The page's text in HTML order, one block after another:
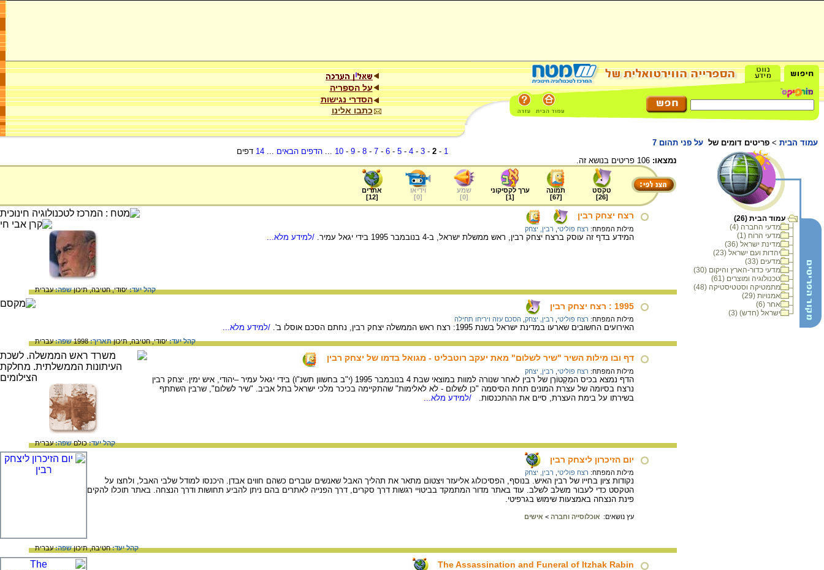
על הספריה
הסדרי נגישות
כתבו אלינו
עמוד הבית > פריטים דומים של על פני תהום 7
עמוד הבית (26)
מדעי החברה (4)
מדעי הרוח (1)
מדינת ישראל (36)
יהדות ועם ישראל (23)
מדעים (33)
מדעי כדור-הארץ והיקום (30)
טכנולוגיה ומוצרים (61)
מתמטיקה וסטטיסטיקה (48)
אמנויות (29)
אחר (6)
ישראל (חדש) (3)
1
-
2
-
3
-
4
-
5
-
6
-
7
-
8
-
9
-
10
...הדפים הבאים ...
14 דפים
נמצאו:
טקסט
[
26
]
תמונה
[
67
]
ערך לקסיקוני
[
1
]
שמע
[
0
]
וידיאו
[
0
]
אתרים
[
12
]
רצח יצחק רבין
מילות המפתח: רצח פוליטי רבין, יצחק
המידע בדף זה עוסק ברצח יצחק רבין, ראש ממשלת ישראל, ב-4 בנובמבר 1995 בידי יגאל עמיר. /למידע מלא...
קהל יעד:יסודי,חטיבה,תיכוןשפה:עברית
1995 : רצח יצחק רבין
מילות המפתח: רצח פוליטי רבין, יצחק הסכם עזה ויריחו תחילה
האירועים החשובים שארעו במדינת ישראל בשנת 1995: רצח ראש הממשלה יצחק רבין, נחתם הסכם אוסלו ב'. /למידע מלא...
קהל יעד:יסודי,חטיבה,תיכוןתאריך:1998 שפה:עברית
דף ובו מילות השיר "שיר לשלום" מאת יעקב רוטבליט - מגואל בדמו של יצחק רבין
מילות המפתח: רצח פוליטי רבין, יצחק
הדף נמצא בכיס המִקְטוֹרֶן של רבין לאחר שנורה למוות במוצאי שבת 4 בנובמבר 1995 (י"ב בחשוון תשנ"ו) בידי יגאל עמיר –יהודי, איש ימין. יצחק רבין
נרצח בסיומה של עצרת המונים תחת הסיסמה "כן לשלום - לא לאלימות" שהתקיימה בכיכר מלכי ישראל בתל אביב. "שיר לשלום", שרבין השתתף
בשירתו על בימת העצרת, סיים את ההתכנסות.
/למידע מלא...
קהל יעד:כולםשפה:עברית
יום הזיכרון ליצחק רבין
מילות המפתח: רצח פוליטי רבין, יצחק
נקודות ציון בחייו של רבין האיש. בנוסף, הפסיכולוג אליעזר ויצטום מתאר את תהליך האבל שאנשים עוברים כשהם חווים אבדן. היכנסו למודל שלבי האבל, ולחצו על
הטקסט כדי לעבור משלב לשלב. עוד באתר מדור המתמקד בביטויי רגשות דרך סקרים, דרך הפנייה לאתרים בהם ניתן להביע תחושות ודרך הנצחה. באתר תוכלו להקים
פינת הנצחה באמצעות שימוש בגרפיטי.
עץ נושאים: אוכלוסייה וחברה > אישים
קהל יעד:חטיבה,תיכוןשפה:עברית
The Assassination and Funeral of Itzhak Rabin